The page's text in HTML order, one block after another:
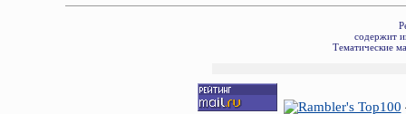
содержит
Тематические